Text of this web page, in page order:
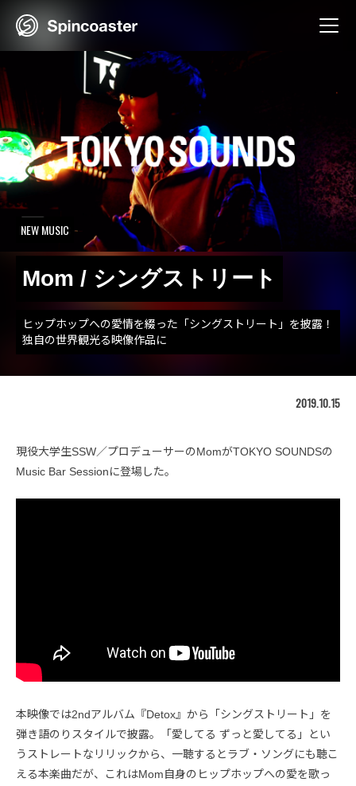
NEW MUSIC
Mom / シングストリート
ヒップホップへの愛情を綴った「シングストリート」を披露！
独自の世界観光る映像作品に
2019.10.15
現役大学生SSW／プロデューサーのMomがTOKYO SOUNDSの
Music Bar Sessionに登場した。
本映像では2ndアルバム『Detox』から「シングストリート」を
弾き語のりスタイルで披露。「愛してる ずっと愛してる」とい
うストレートなリリックから、一聴するとラブ・ソングにも聴こ
える本楽曲だが、これはMom自身のヒップホップへの愛を歌っ